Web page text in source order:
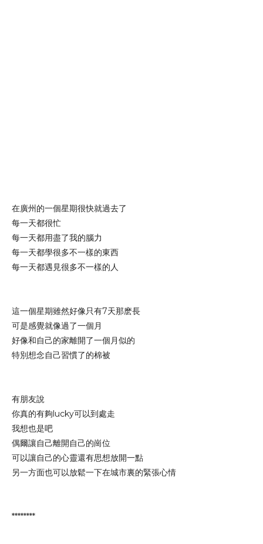
在廣州的一個星期很快就過去了
每一天都很忙
每一天都用盡了我的腦力
每一天都學很多不一樣的東西
每一天都遇見很多不一樣的人
這一個星期雖然好像只有7天那麽長
可是感覺就像過了一個月
好像和自己的家離開了一個月似的
特別想念自己習慣了的棉被
有朋友說
你真的有夠lucky可以到處走
我想也是吧
偶爾讓自己離開自己的崗位
可以讓自己的心靈還有思想放開一點
另一方面也可以放鬆一下在城市裏的緊張心情
********